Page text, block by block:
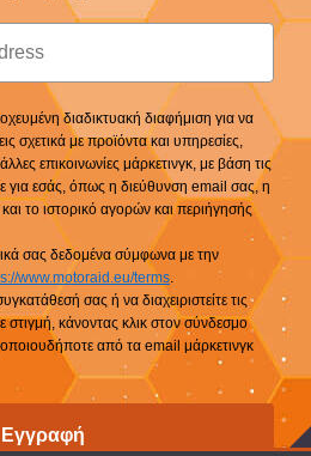
διαδικτυακή διαφήμιση για να
σχετικά με προϊόντα και υπηρεσίες,
επικοινωνίες μάρκετινγκ, με βάση τις
για εσάς, όπως η διεύθυνση email σας, η
το ιστορικό αγορών και περιήγησής
σας δεδομένα σύμφωνα με την
www.motoraid.eu/terms.
σας ή να διαχειριστείτε τις
στιγμή, κάνοντας κλικ στον σύνδεσμο
από τα email μάρκετινγκ
Εγγραφή